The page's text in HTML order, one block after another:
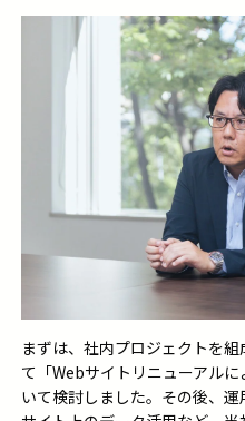
まずは、 社内プロジェクトを組
て 「Webサイト リニューアルに
いて検討し ました。その後、 運